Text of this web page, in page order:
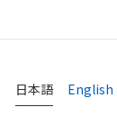
日本語 English